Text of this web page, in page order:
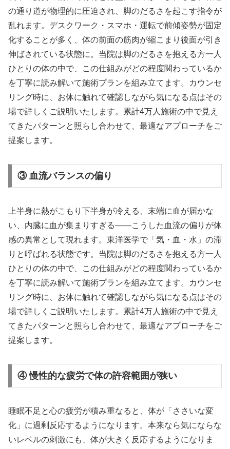
の通り道が物理的に圧迫され、脚のだるさを起こす指令が
乱れます。デスクワーク・スマホ・運転で前傾姿勢が固定
化することが多く、体の前面の筋肉が縮こまり後面が引き
伸ばされている状態に。当院は脚のだるさを抱える方一人
ひとりの体の中で、この仕組みがどの程度関わっているか
を丁寧に読み解いて施術プランを組み立てます。カウンセ
リング時に、お体に触れて確認しながら気になる点はその
場で詳しくご説明いたします。累計4万人施術の中で見え
てきたパターンと照らし合わせて、最適なアプローチをご
提案します。
③ 血流バランスの偏り
上半身に熱がこもり下半身が冷える、末端に血が届かな
い、内臓に血が集まりすぎる——こうした血流の偏りが体
感の異常として現れます。東洋医学で「気・血・水」の滞
りと呼ばれる状態です。当院は脚のだるさを抱える方一人
ひとりの体の中で、この仕組みがどの程度関わっているか
を丁寧に読み解いて施術プランを組み立てます。カウンセ
リング時に、お体に触れて確認しながら気になる点はその
場で詳しくご説明いたします。累計4万人施術の中で見え
てきたパターンと照らし合わせて、最適なアプローチをご
提案します。
④ 慢性的な疲労で体の許容範囲が狭い
睡眠不足と心の疲労が積み重なると、体が「ささいな変
化」に過剰反応するようになります。本来なら気にならな
いレベルの刺激にも、体が大きく反応するようになりま